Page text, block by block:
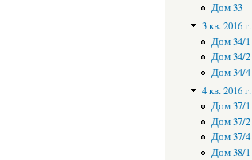
Дом 33
3 кв. 2016 г.
Дом 34/1
Дом 34/2
Дом 34/4
4 кв. 2016 г.
Дом 37/1
Дом 37/2
Дом 37/4
Дом 38/1